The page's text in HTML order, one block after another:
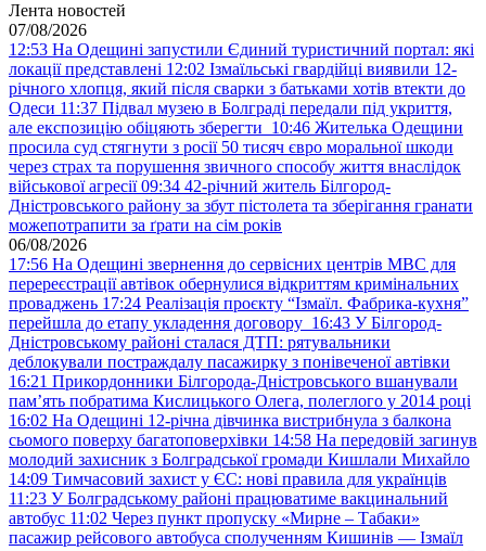
Лента новостей
07/08/2026
12:53 На Одещині запустили Єдиний туристичний портал: які
локації представлені 12:02 Ізмаїльські гвардійці виявили 12-
річного хлопця, який після сварки з батьками хотів втекти до
Одеси 11:37 Підвал музею в Болграді передали під укриття,
але експозицію обіцяють зберегти 10:46 Жителька Одещини
просила суд стягнути з росії 50 тисяч євро моральної шкоди
через страх та порушення звичного способу життя внаслідок
військової агресії 09:34 42-річний житель Білгород-
Дністровського району за збут пістолета та зберігання гранати
можепотрапити за ґрати на сім років
06/08/2026
17:56 На Одещині звернення до сервісних центрів МВС для
перереєстрації автівок обернулися відкриттям кримінальних
проваджень 17:24 Реалізація проєкту “Ізмаїл. Фабрика-кухня”
перейшла до етапу укладення договору 16:43 У Білгород-
Дністровському районі сталася ДТП: рятувальники
деблокували постраждалу пасажирку з понівеченої автівки
16:21 Прикордонники Білгорода-Дністровського вшанували
пам’ять побратима Кислицького Олега, полеглого у 2014 році
16:02 На Одещині 12-річна дівчинка вистрибнула з балкона
сьомого поверху багатоповерхівки 14:58 На передовій загинув
молодий захисник з Болградської громади Кишлали Михайло
14:09 Тимчасовий захист у ЄС: нові правила для українців
11:23 У Болградському районі працюватиме вакцинальний
автобус 11:02 Через пункт пропуску «Мирне – Табаки»
пасажир рейсового автобуса сполученням Кишинів — Ізмаїл